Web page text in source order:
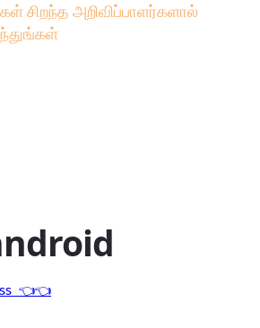
சிறந்த அறிவிப்பாளர்களால்
👈👈